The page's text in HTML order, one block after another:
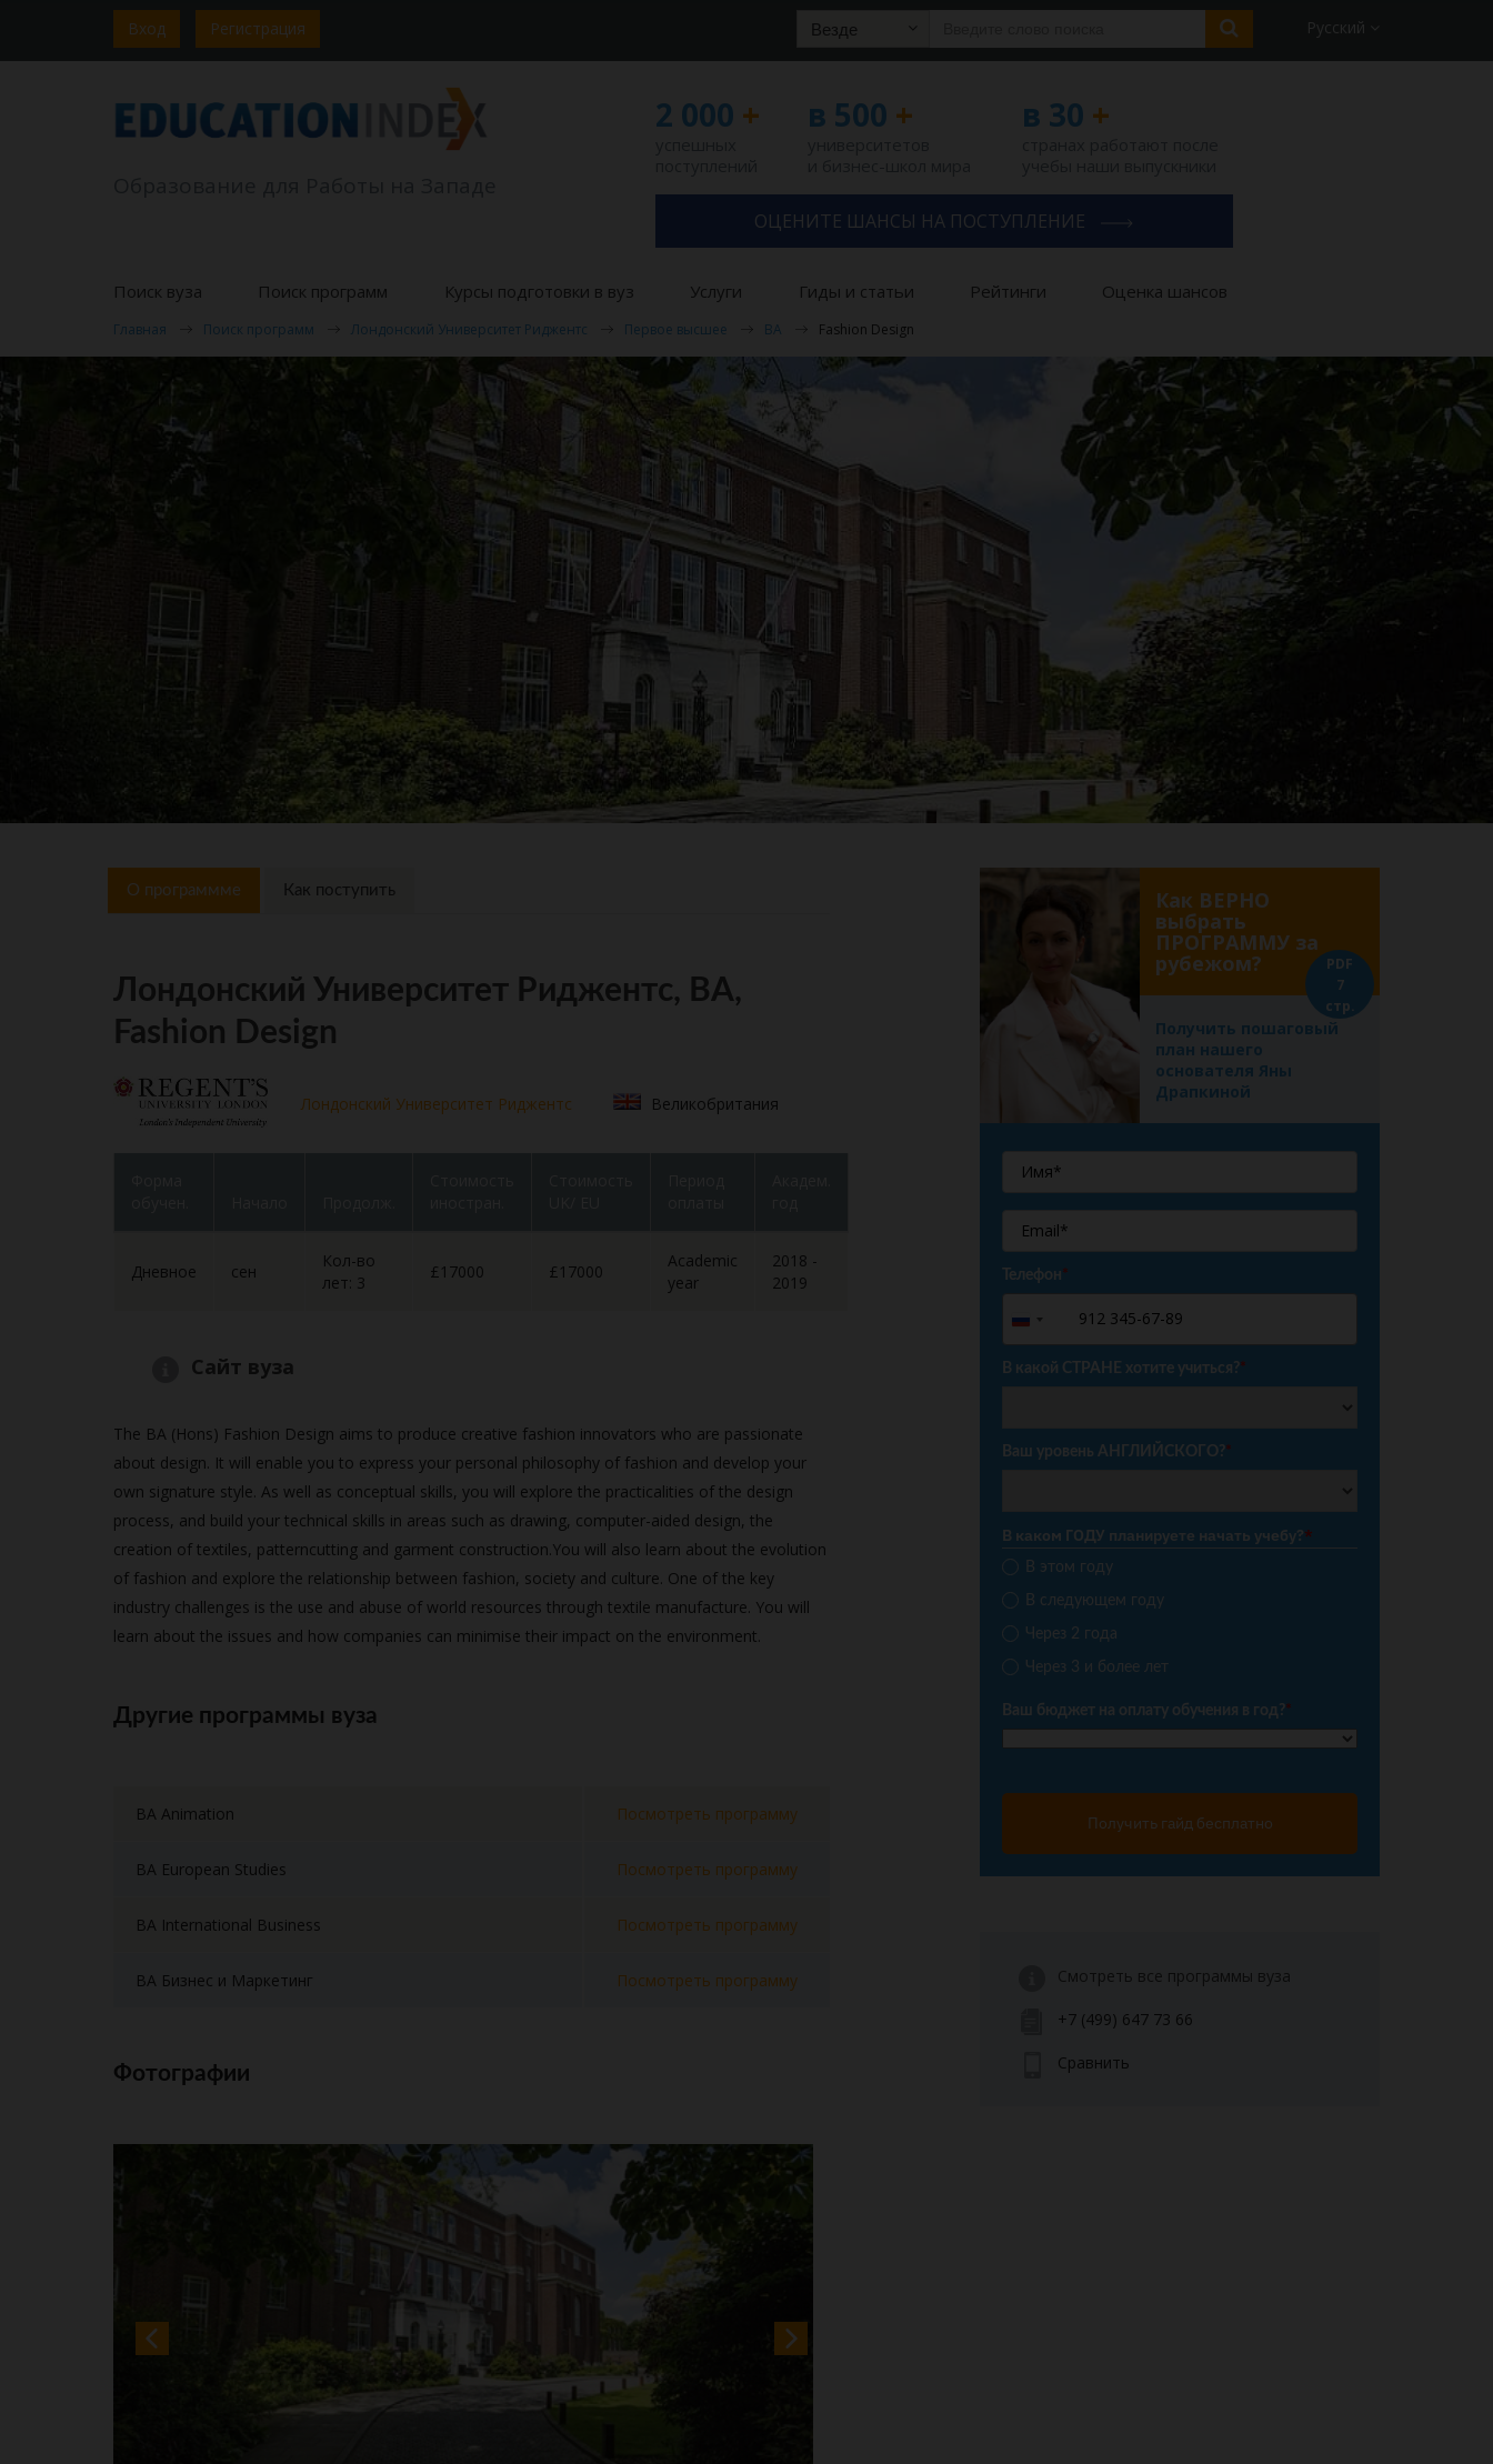
Вход Регистрация Везде Русский
2 000 + в 500 + в 30 +
ОЦЕНИТЕ ШАНСЫ НА ПОСТУПЛЕНИЕ
Поиск вуза Поиск программ Курсы подготовки в вуз Услуги Гиды и статьи Рейтинги Оценка шансов
Главная Поиск программ Лондонский Университет Риджентс Первое высшее BA Fashion Design
О программме Как поступить
Лондонский Университет Риджентс, BA,
Fashion Design
Лондонский Университет Риджентс Великобритания
Дневное сен
Кол-во
лет: 3
£17000 £17000
Academic
year
2018 -
2019
Сайт вуза
The BA (Hons) Fashion Design aims to produce creative fashion innovators who are passionate
about design. It will enable you to express your personal philosophy of fashion and develop your
own signature style. As well as conceptual skills, you will explore the practicalities of the design
process, and build your technical skills in areas such as drawing, computer-aided design, the
creation of textiles, patterncutting and garment construction.You will also learn about the evolution
of fashion and explore the relationship between fashion, society and culture. One of the key
industry challenges is the use and abuse of world resources through textile manufacture. You will
learn about the issues and how companies can minimise their impact on the environment.
Другие программы вуза
BA Animation Посмотреть программу
BA European Studies Посмотреть программу
BA International Business Посмотреть программу
BA Бизнес и Маркетинг Посмотреть программу
Фотографии
Как ВЕРНО
выбрать
ПРОГРАММУ за
рубежом?
Получить пошаговый
план нашего
основателя Яны
Драпкиной
PDF
7
стр.
Телефон*
Russia
+7
В какой СТРАНЕ хотите учиться?*
Ваш уровень АНГЛИЙСКОГО?*
В каком ГОДУ планируете начать учебу?*
В этом году
В следующем году
Через 2 года
Через 3 и более лет
Ваш бюджет на оплату обучения в год?*
Получить гайд бесплатно
Смотреть все программы вуза
+7 (499) 647 73 66
Сравнить